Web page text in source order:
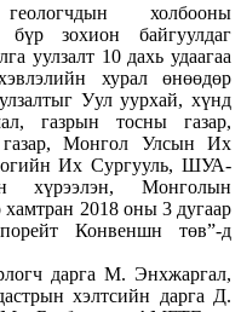
холбооны
зохион байгуулдаг
уулзалт 10 дахь удаагаа
хурал өнөөдөр
Уул уурхай, хүнд
газрын тосны газар,
Монгол Улсын Их
Их Сургууль, ШУА-
хүрээлэн, Монголын
2018 оны 3 дугаар
Конвеншн төв”-д
дарга М. Энхжаргал,
хэлтсийн дарга Д.